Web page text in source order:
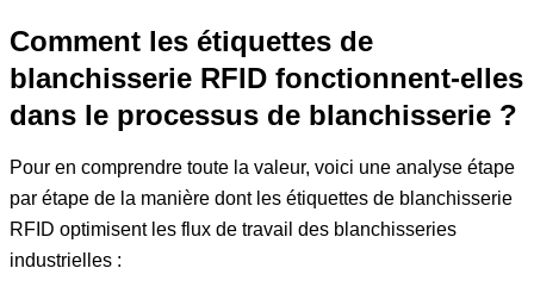
Comment les étiquettes de
blanchisserie RFID fonctionnent-elles
dans le processus de blanchisserie ?
Pour en comprendre toute la valeur, voici une analyse étape
par étape de la manière dont les étiquettes de blanchisserie
RFID optimisent les flux de travail des blanchisseries
industrielles :